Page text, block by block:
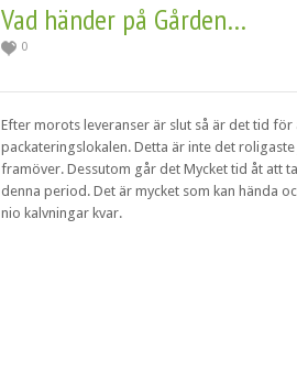
Vad händer på Gården…
0
Efter morots leveranser är slut så är det tid
packateringslokalen. Detta är inte det
framöver. Dessutom går det Mycket tid åt att
denna period. Det är mycket som kan hända
nio kalvningar kvar.